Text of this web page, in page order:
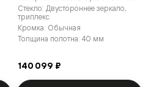
Стекло: Двустороннее зеркало,
триплекс
Кромка: Обычная
Толщина полотна: 40 мм
140 099 ₽